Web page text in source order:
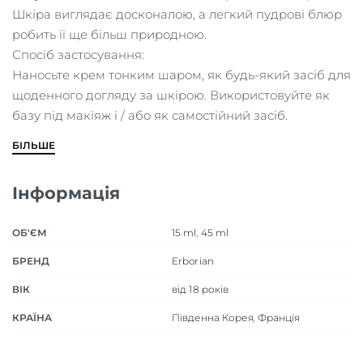
Шкіра виглядає досконалою, а легкий пудрові блюр
робить її ще більш природною.
Спосіб застосування:
Наносьте крем тонким шаром, як будь-який засіб для
щоденного догляду за шкірою. Використовуйте як
базу під макіяж і / або як самостійний засіб.
БІЛЬШЕ
Інформація
ОБ'ЄМ 15 ml 45 ml
БРЕНД Erborian
ВІК від 18 років
КРАЇНА Південна Корея Франція